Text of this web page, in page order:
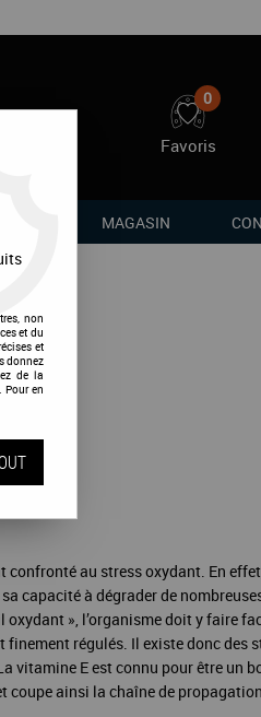
0
Favoris
MAGASIN
au stress oxydant. En
capacité à dégrader de
oxydant », l’organisme doit y faire
finement régulés. Il existe donc des
vitamine E est connu pour être un
coupe ainsi la chaîne de
non
et du
et
donnez
de la
en